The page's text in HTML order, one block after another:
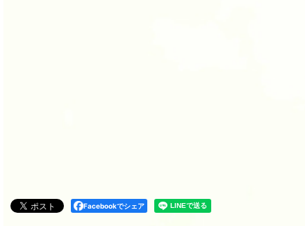
Facebookでシェア